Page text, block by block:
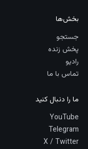
بخش‌ها
جستجو
پخش زنده
رادیو
تماس با ما
ما را دنبال کنید
YouTube
Telegram
X / Twitter